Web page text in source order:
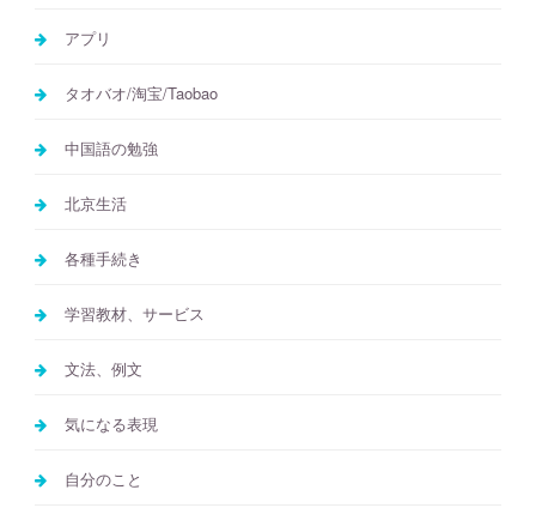
アプリ
タオバオ/淘宝/Taobao
中国語の勉強
北京生活
各種手続き
学習教材、サービス
文法、例文
気になる表現
自分のこと